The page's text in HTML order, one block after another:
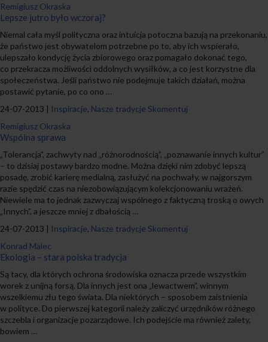
Remigiusz Okraska
Lepsze jutro było wczoraj?
Niemal cała myśl polityczna oraz intuicja potoczna bazują na przekonaniu,
że państwo jest obywatelom potrzebne po to, aby ich wspierało,
ulepszało kondycję życia zbiorowego oraz pomagało dokonać tego,
co przekracza możliwości oddolnych wysiłków, a co jest korzystne dla
społeczeństwa. Jeśli państwo nie podejmuje takich działań, można
postawić pytanie, po co ono …
24-07-2013 | Inspiracje, Nasze tradycje Skomentuj
Remigiusz Okraska
Wspólna sprawa
„Tolerancja”, zachwyty nad „różnorodnością”, „poznawanie innych kultur”
– to dzisiaj postawy bardzo modne. Można dzięki nim zdobyć lepszą
posadę, zrobić karierę medialną, zasłużyć na pochwały, w najgorszym
razie spędzić czas na niezobowiązującym kolekcjonowaniu wrażeń.
Niewiele ma to jednak zazwyczaj wspólnego z faktyczną troską o owych
„Innych”, a jeszcze mniej z dbałością …
24-07-2013 | Inspiracje, Nasze tradycje Skomentuj
Konrad Malec
Ekologia – stara polska tradycja
Są tacy, dla których ochrona środowiska oznacza przede wszystkim
worek z unijną forsą. Dla innych jest ona „lewactwem”, winnym
wszelkiemu złu tego świata. Dla niektórych – sposobem zaistnienia
w polityce. Do pierwszej kategorii należy zaliczyć urzędników różnego
szczebla i organizacje pozarządowe. Ich podejście ma również zalety,
bowiem …